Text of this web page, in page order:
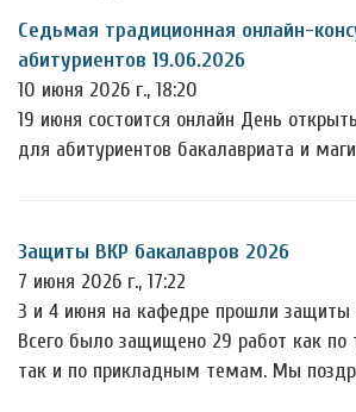
Седьмая традиционная онлайн-
абитуриентов 19.06.2026
10 июня 2026 г., 18:20
19 июня состоится онлайн День
для абитуриентов бакалавриата и
Защиты ВКР бакалавров 2026
7 июня 2026 г., 17:22
3 и 4 июня на кафедре прошли защиты
Всего было защищено 29 работ как по
так и по прикладным темам. Мы